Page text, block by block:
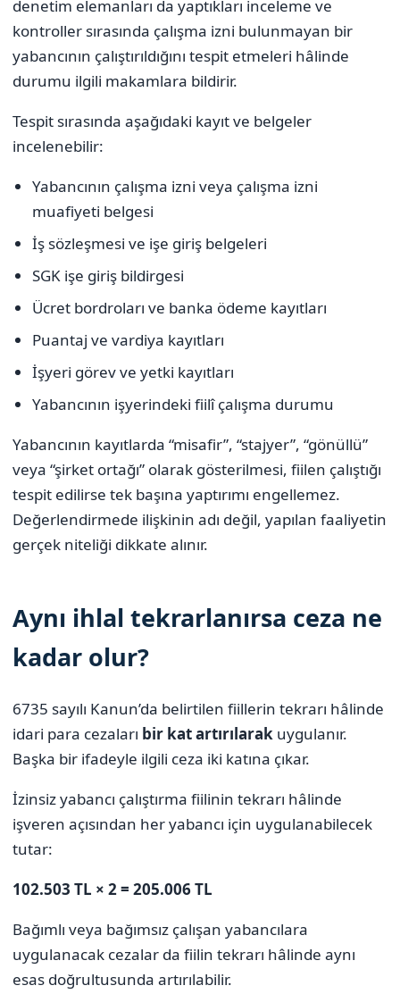
denetim elemanları da yaptıkları inceleme ve
kontroller sırasında çalışma izni bulunmayan bir
yabancının çalıştırıldığını tespit etmeleri hâlinde
durumu ilgili makamlara bildirir.
Tespit sırasında aşağıdaki kayıt ve belgeler
incelenebilir:
Yabancının çalışma izni veya çalışma izni
muafiyeti belgesi
İş sözleşmesi ve işe giriş belgeleri
SGK işe giriş bildirgesi
Ücret bordroları ve banka ödeme kayıtları
Puantaj ve vardiya kayıtları
İşyeri görev ve yetki kayıtları
Yabancının işyerindeki fiilî çalışma durumu
Yabancının kayıtlarda “misafir”, “stajyer”, “gönüllü”
veya “şirket ortağı” olarak gösterilmesi, fiilen çalıştığı
tespit edilirse tek başına yaptırımı engellemez.
Değerlendirmede ilişkinin adı değil, yapılan faaliyetin
gerçek niteliği dikkate alınır.
Aynı ihlal tekrarlanırsa ceza ne
kadar olur?
6735 sayılı Kanun’da belirtilen fiillerin tekrarı hâlinde
idari para cezaları bir kat artırılarak uygulanır.
Başka bir ifadeyle ilgili ceza iki katına çıkar.
İzinsiz yabancı çalıştırma fiilinin tekrarı hâlinde
işveren açısından her yabancı için uygulanabilecek
tutar:
102.503 TL × 2 = 205.006 TL
Bağımlı veya bağımsız çalışan yabancılara
uygulanacak cezalar da fiilin tekrarı hâlinde aynı
esas doğrultusunda artırılabilir.